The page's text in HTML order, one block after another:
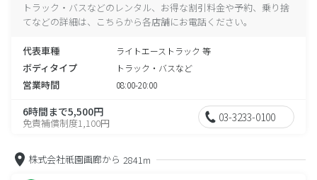
トラック・バスなどのレンタル、お得な割引料金や予約、乗り捨
てなどの詳細は、こちらから各店舗にお電話ください。
代表車種 ライトエーストラック 等
ボディタイプ トラック・バスなど
営業時間 08:00-20:00
6時間まで5,500円
免責補償制度1,100円 03-3233-0100
株式会社祇園画廊から 2841m